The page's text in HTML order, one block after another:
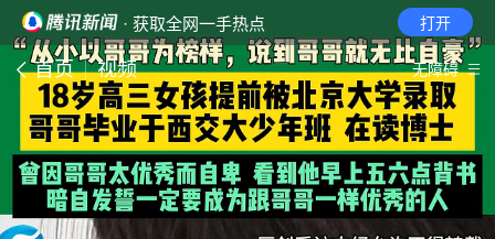
· 获取全网一手热点 打开
首页 视频 无障碍